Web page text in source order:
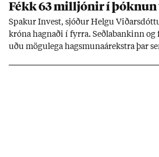
Fékk 63 millj­ón­ir í þókn­un
Spak­ur In­vest, sjóð­ur Helgu
króna hagn­aði í fyrra. Seðla­bank­inn
uðu mögu­lega hags­muna­árekstra þar